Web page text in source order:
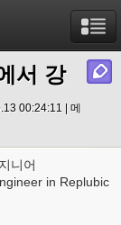
서 강
00:24:11 | 메
니어
in Replubic